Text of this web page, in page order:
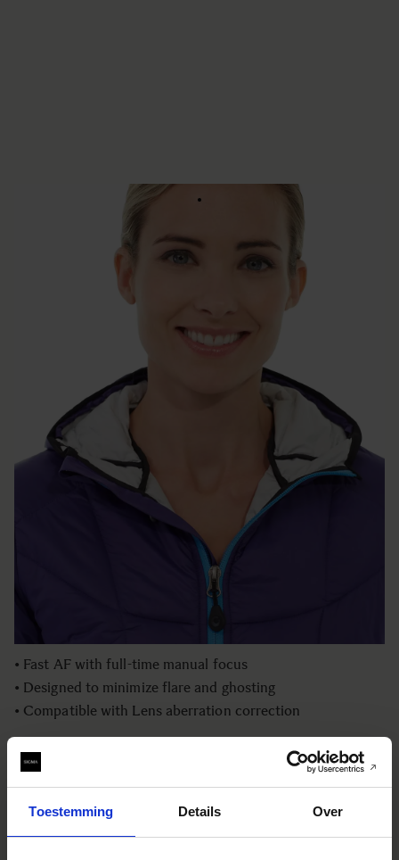
Toestemming Details Over
AJOUTER AU PANIER
An ultra-telephoto lens with an optical stabilizer (OS)
system has several advantages. The OS allows the
photographer to take photographs in unstable
circumstances. The narrow angle of view makes it possible
to dramatically.
• Fast AF with full-time manual focus
• Designed to minimize flare and ghosting
• Compatible with Lens aberration correction
• Fast AF with full-time manual focus
• Designed to minimize flare and ghosting
• Compatible with Lens aberration correction
• Fast AF with full-time manual focus
• Designed to minimize flare and ghosting
• Compatible with Lens aberration correction
BUY FROM RESELLER